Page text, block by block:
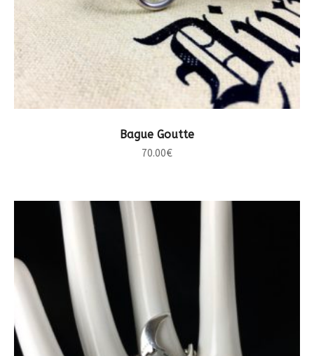
CHOIX DES OPTIONS
Bague Goutte
70.00€